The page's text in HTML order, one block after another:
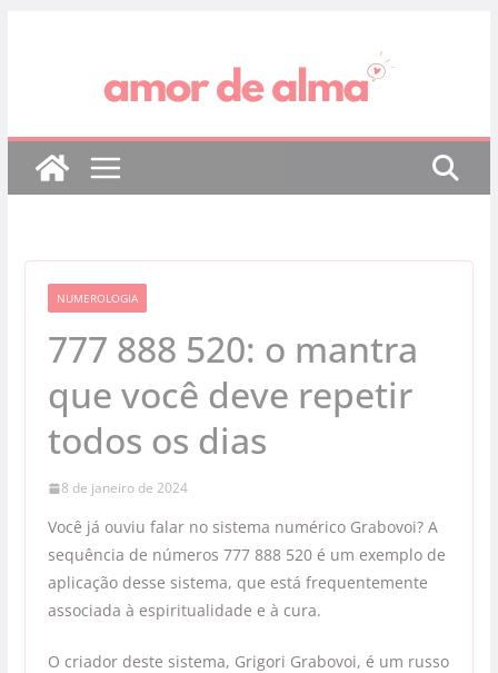
NUMEROLOGIA
777 888 520: o mantra
que você deve repetir
todos os dias
8 de janeiro de 2024
Você já ouviu falar no sistema numérico Grabovoi? A
sequência de números 777 888 520 é um exemplo de
aplicação desse sistema, que está frequentemente
associada à espiritualidade e à cura.
O criador deste sistema, Grigori Grabovoi, é um russo